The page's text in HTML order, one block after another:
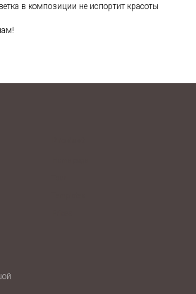
в композиции не испортит красоты